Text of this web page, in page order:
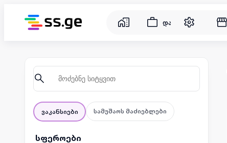
დასაქმება
ვაკანსიები სამუშაოს მაძიებლები
სფეროები